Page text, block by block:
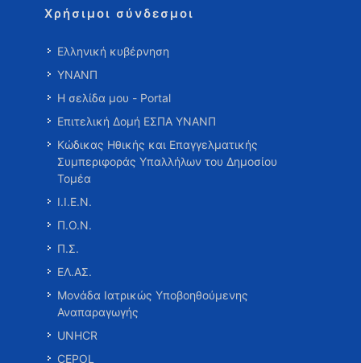
Χρήσιμοι σύνδεσμοι
Ελληνική κυβέρνηση
ΥΝΑΝΠ
Η σελίδα μου - Portal
Επιτελική Δομή ΕΣΠΑ ΥΝΑΝΠ
Κώδικας Ηθικής και Επαγγελματικής
Συμπεριφοράς Υπαλλήλων του Δημοσίου
Τομέα
Ι.Ι.Ε.Ν.
Π.Ο.Ν.
Π.Σ.
ΕΛ.ΑΣ.
Μονάδα Ιατρικώς Υποβοηθούμενης
Αναπαραγωγής
UNHCR
CEPOL